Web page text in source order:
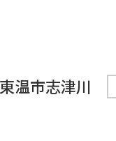
温市志津川